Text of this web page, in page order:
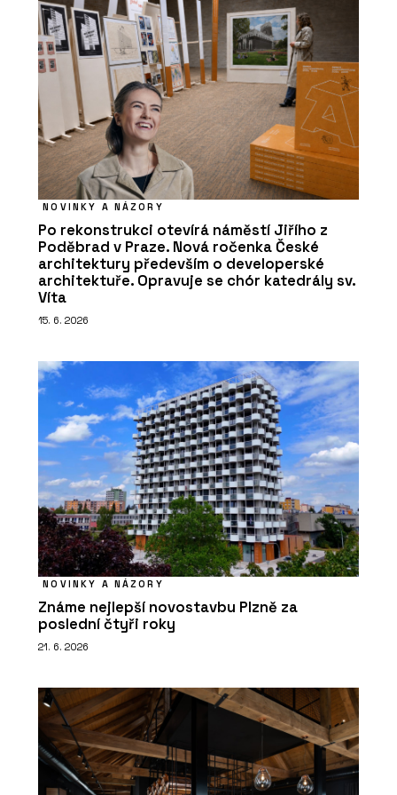
NOVINKY A NÁZORY
Po rekonstrukci otevírá náměstí Jiřího z
Poděbrad v Praze. Nová ročenka České
architektury především o developerské
architektuře. Opravuje se chór katedrály sv.
Víta
15. 6. 2026
NOVINKY A NÁZORY
Známe nejlepší novostavbu Plzně za
poslední čtyři roky
21. 6. 2026